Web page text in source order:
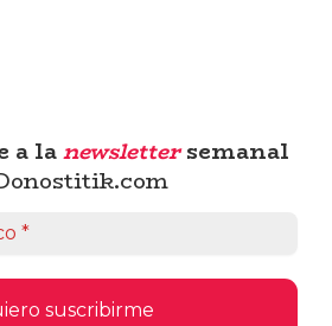
a lanewslettersemanal